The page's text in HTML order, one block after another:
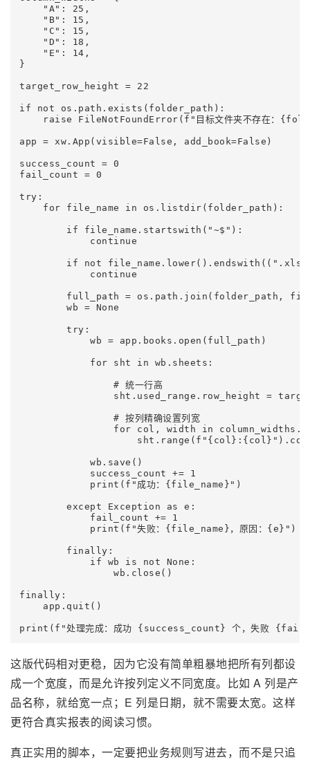
    "A": 25,
    "B": 15,
    "C": 15,
    "D": 18,
    "E": 14,
}
target_row_height = 22
if not os.path.exists(folder_path):
raise FileNotFoundError(f"目标文件夹不存在：
app = xw.App(visible=False, add_book=False)
success_count = 0
fail_count = 0
try:
    for file_name in os.listdir(folder_path):
        if file_name.startswith("~$"):
            continue
if not
            continue
full_path = os.path.join(folder_path,
        wb = None
        try:
            wb = app.books.open(full_path)
            for sht in wb.sheets:
                # 统一行高
sht.used_range.row_height =
                # 按列精确设置列宽
for col, width in
            wb.save()
            success_count += 1
            print(f"成功：{file_name}")
        except Exception as e:
            fail_count += 1
            print(f"失败：{file_name}，原因：{e}")
        finally:
            if wb is not None:
                wb.close()
finally:
    app.quit()
这版代码相对更稳，因为它没有简单粗暴地把所有列都设
成一个宽度，而是允许按列定义不同宽度。比如 A 列是产
品名称，就给宽一点；E 列是日期，就不需要太宽。这样
更符合真实报表的阅读习惯。
真正实用的脚本，一定要把业务规则写进去，而不是只追